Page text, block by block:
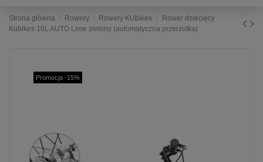
Strona główna Rowery Rowery KUbikes
Rower dziecięcy
Kubikes 16L AUTO Lime zielony (automatyczna przerzutka)
Promocja -15%